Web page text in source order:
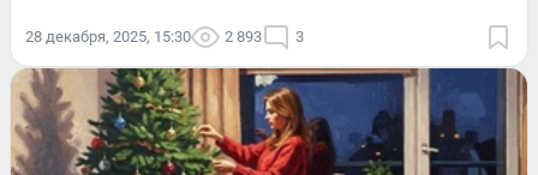
28 декабря, 2025, 15:30 2 893 3